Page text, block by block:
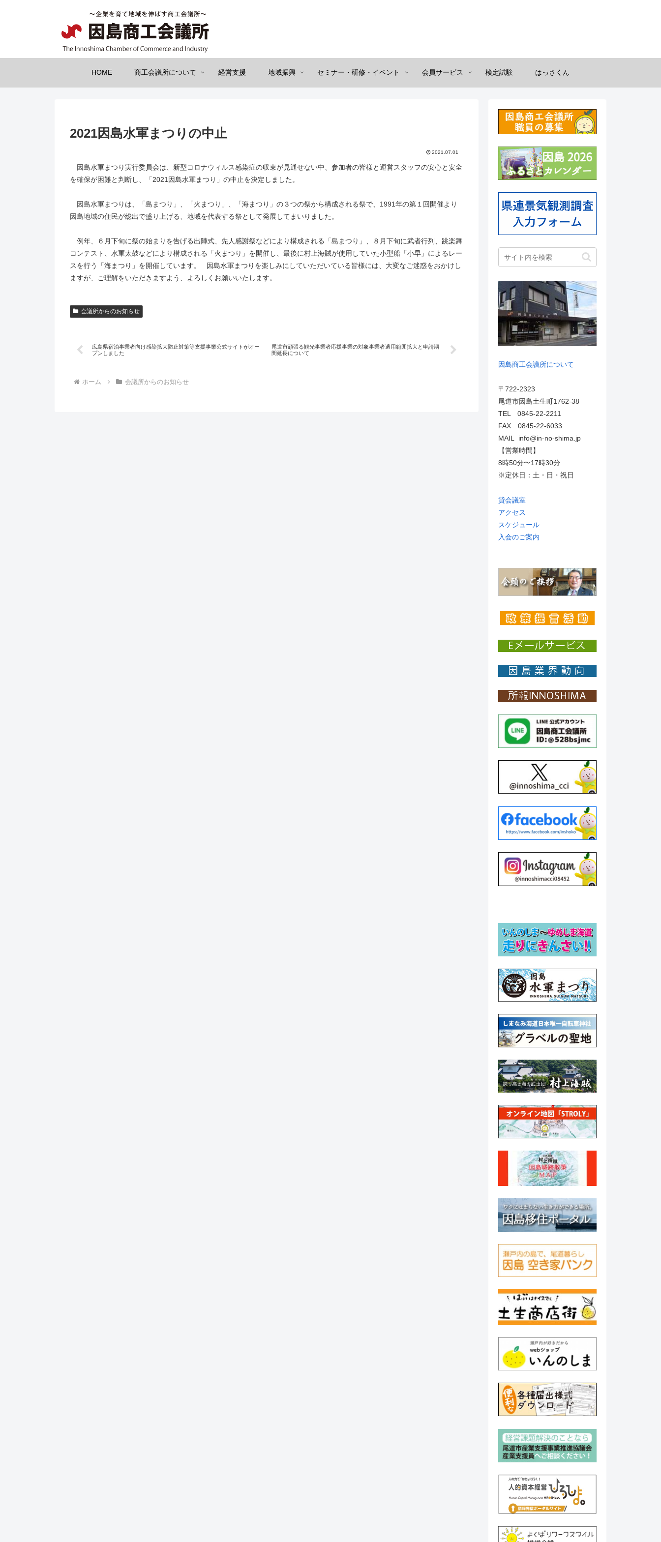
HOME 商工会議所について 経営支援 地域振興 セミナー・研修・イベント 会員サービス 検定試験 はっさくん
2021因島水軍まつりの中止
2021.07.01
因島水軍まつり実行委員会は、新型コロナウィルス感染症の収束が見通せない中、参加者の皆様と運営スタッフの安心と安全
を確保が困難と判断し、「2021因島水軍まつり」の中止を決定しました。
因島水軍まつりは、「島まつり」、「火まつり」、「海まつり」の３つの祭から構成される祭で、1991年の第１回開催より
因島地域の住民が総出で盛り上げる、地域を代表する祭として発展してまいりました。
例年、６月下旬に祭の始まりを告げる出陣式、先人感謝祭などにより構成される「島まつり」、８月下旬に武者行列、跳楽舞
コンテスト、水軍太鼓などにより構成される「火まつり」を開催し、最後に村上海賊が使用していた小型船「小早」によるレー
スを行う「海まつり」を開催しています。 因島水軍まつりを楽しみにしていただいている皆様には、大変なご迷惑をおかけし
ますが、ご理解をいただきますよう、よろしくお願いいたします。
会議所からのお知らせ
広島県宿泊事業者向け感染拡大防止対策等支援事業公式サイトがオー
プンしました
尾道市頑張る観光事業者応援事業の対象事業者適用範囲拡大と申請期
間延長について
ホーム 会議所からのお知らせ
因島商工会議所について
〒722-2323
尾道市因島土生町1762-38
TEL 0845-22-2211
FAX 0845-22-6033
MAIL info@in-no-shima.jp
【営業時間】
8時50分〜17時30分
※定休日：土・日・祝日
貸会議室
アクセス
スケジュール
入会のご案内